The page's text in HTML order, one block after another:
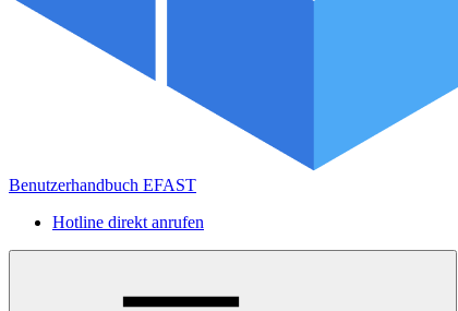
Benutzerhandbuch EFAST
Hotline direkt anrufen